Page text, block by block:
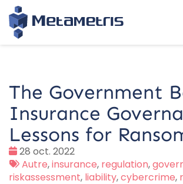
The Government
Insurance
Lessons for
Date
:
28 oct. 2022
Tags
:
Autre,insurance, regulation,
riskassessment, liability,cybercrime,